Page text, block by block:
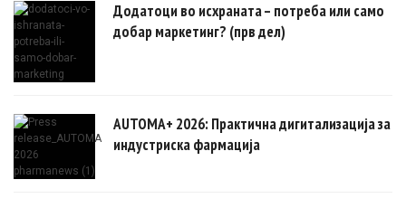
Додатоци во исхраната – потреба или само
добар маркетинг? (прв дел)
AUTOMA+ 2026: Практична дигитализација за
индустриска фармација